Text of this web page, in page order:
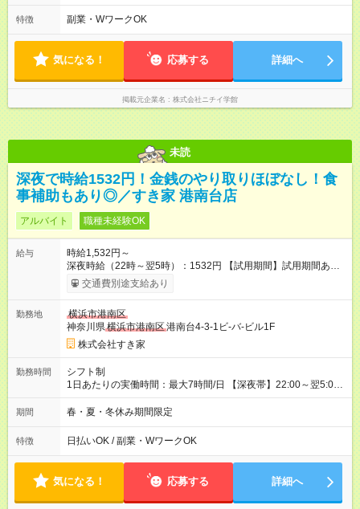
ります。 ＜シフト例＞ 早番：7:30～16:30 日勤：9:00～18:00
遅番：11:00～20:00 夜勤：16:30～翌9:30 ※上記は一例です。
たり40時間 【0:00～24:00】の間でシフトを組みます。 拠点・
サービスによりシフト・勤務時間は異なります。 ＜シフト例＞
早番：7:30～16:30 日勤：9:00～18:00 遅番：11:00～20:00 夜
勤：16:30～翌9:30 ※上記は一例です。 ※働き方は柔軟にご相談
いただけます。
特徴 副業・WワークOK
気になる！ 応募する 詳細へ
掲載元企業名 株式会社ニチイ学館
未読
深夜で時給1532円！金銭のやり取りほぼなし！食
事補助もあり◎／すき家 港南台店
アルバイト 職種未経験OK
給与
時給1,532円～
深夜時給（22時～翌5時）：1532円 【試用期間】試用期間あり
試用期間の長さ：1ヶ月 雇用形態、給与は本採用時と同じです。
試用期間の実態は30日（※条件変更なし）ですが、切り上げで
同時給）
交通費別途支給あり
勤務地
横浜市港南区
神奈川県横浜市港南区港南台4-3-1ビ-バ-ビル1F
株式会社すき家
勤務時間
シフト制
1日あたりの実働時間：最大7時間/日 【深夜帯】22:00～翌5:00
週2日～・1日2h～OK◎ ※22:00から翌5:00までは18歳以上の方
のみ勤務可能です（18歳未満の深夜業務禁止のため） ★深夜で
す。 必ず、2名以上での勤務を行いますので、安心して働けま
す。
期間 春・夏・冬休み期間限定
特徴 日払いOK / 副業・WワークOK
気になる！ 応募する 詳細へ